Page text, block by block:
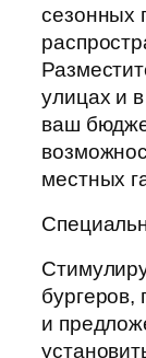
сезонных
улицах и
ваш
местных
бургеров,
и